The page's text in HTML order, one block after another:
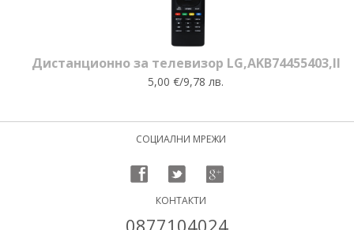
Дистанционно за телевизор LG,AKB74455403,II
5,00 €/9,78 лв.
СОЦИАЛНИ МРЕЖИ
КОНТАКТИ
0877104024